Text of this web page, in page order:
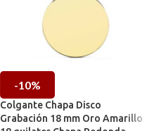
-10%
Colgante Chapa Disco
Grabación 18 mm Oro Amarillo